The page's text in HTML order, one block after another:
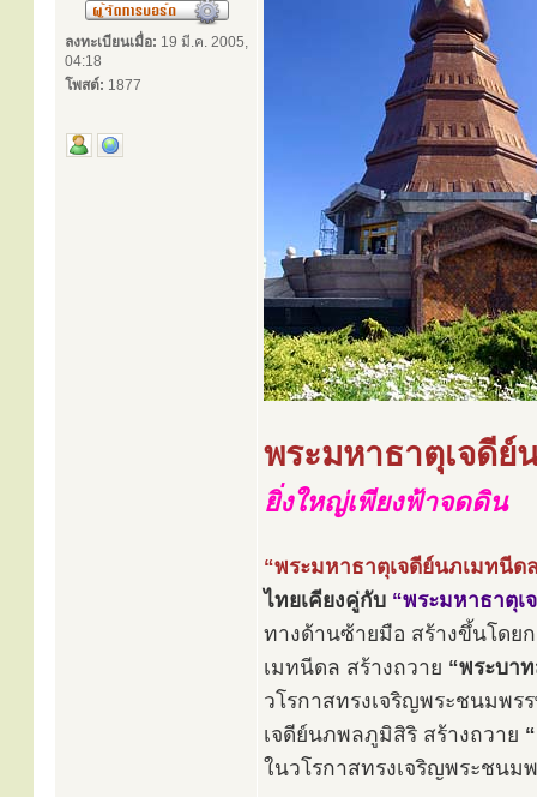
ลงทะเบียนเมื่อ: 19 มี.ค. 2005,
04:18
โพสต์: 1877
พระมหาธาตุเจดีย์
ยิ่งใหญ่เพียงฟ้าจดดิน
“พระมหาธาตุเจดีย์นภเมทนีด
ไทยเคียงคู่กับ “พระมหาธาตุ
ทางด้านซ้ายมือ สร้างขึ้นโดย
เมทนีดล สร้างถวาย “พระบา
วโรกาสทรงเจริญพระชนมพ
เจดีย์นภพลภูมิสิริ สร้างถวาย
ในวโรกาสทรงเจริญพระชน